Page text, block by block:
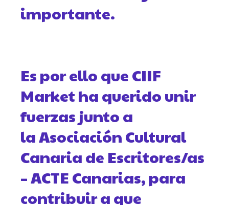
importante.
Es por ello que CIIF
Market ha querido unir
fuerzas junto a
la Asociación Cultural
Canaria de Escritores/as
– ACTE Canarias, para
contribuir a que